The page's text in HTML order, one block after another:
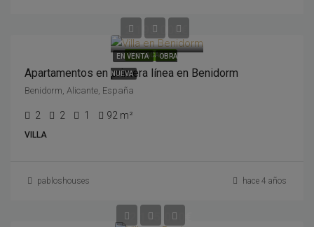
DESTACADOS
EN VENTA OBRA
NUEVA
2,195,000€
Apartamentos en primera línea en Benidorm
Benidorm, Alicante, España
2 2 1 92 m²
VILLA
pabloshouses hace 4 años
2,195,000€